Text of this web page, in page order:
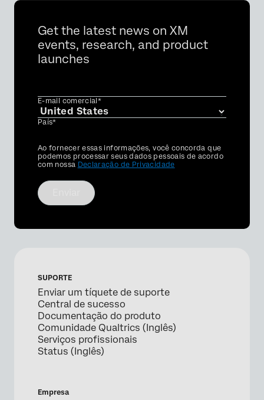
Get the latest news on XM
events, research, and product
launches
E-mail comercial*
País*
Privacy
Optin
Ao fornecer essas informações, você concorda que
podemos processar seus dados pessoais de acordo
com nossa Declaração de Privacidade
SUPORTE
Enviar um tíquete de suporte
Central de sucesso
Documentação do produto
Comunidade Qualtrics (Inglês)
Serviços profissionais
Status (Inglês)
Empresa